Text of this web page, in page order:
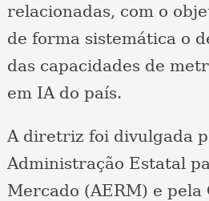
relacionadas, com o
de forma sistemática o
das capacidades de
em IA do país.
A diretriz foi divulgada
Administração Estatal
Mercado (AERM) e pela